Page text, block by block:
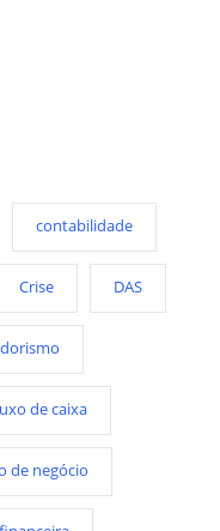
contabilidade
Crise DAS
de caixa
de negócio